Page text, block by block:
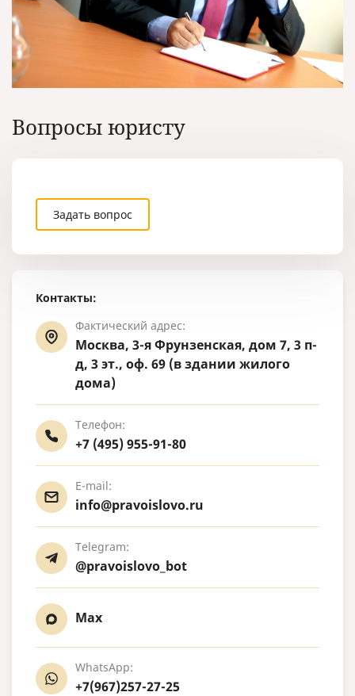
Контакты:
Фактический адрес:
Москва, 3-я Фрунзенская, дом 7, 3 п-
д, 3 эт., оф. 69 (в здании жилого
дома)
Телефон:
+7 (495) 955-91-80
E-mail:
info@pravoislovo.ru
Telegram:
@pravoislovo_bot
Max
WhatsApp:
+7(967)257-27-25
Вопросы юристу
Задать вопрос